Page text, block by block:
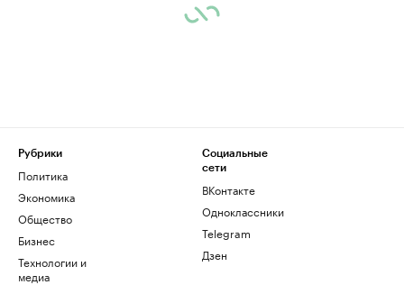
Рубрики
Политика
Экономика
Общество
Бизнес
Технологии и
медиа
Социальные
сети
ВКонтакте
Одноклассники
Telegram
Дзен